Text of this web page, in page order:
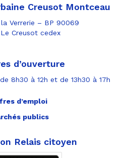
Creusot Montceau
Verrerie – BP 90069
Creusot cedex
d’ouverture
8h30 à 12h et de 13h30 à 17h
d’emploi
publics
Relais citoyen